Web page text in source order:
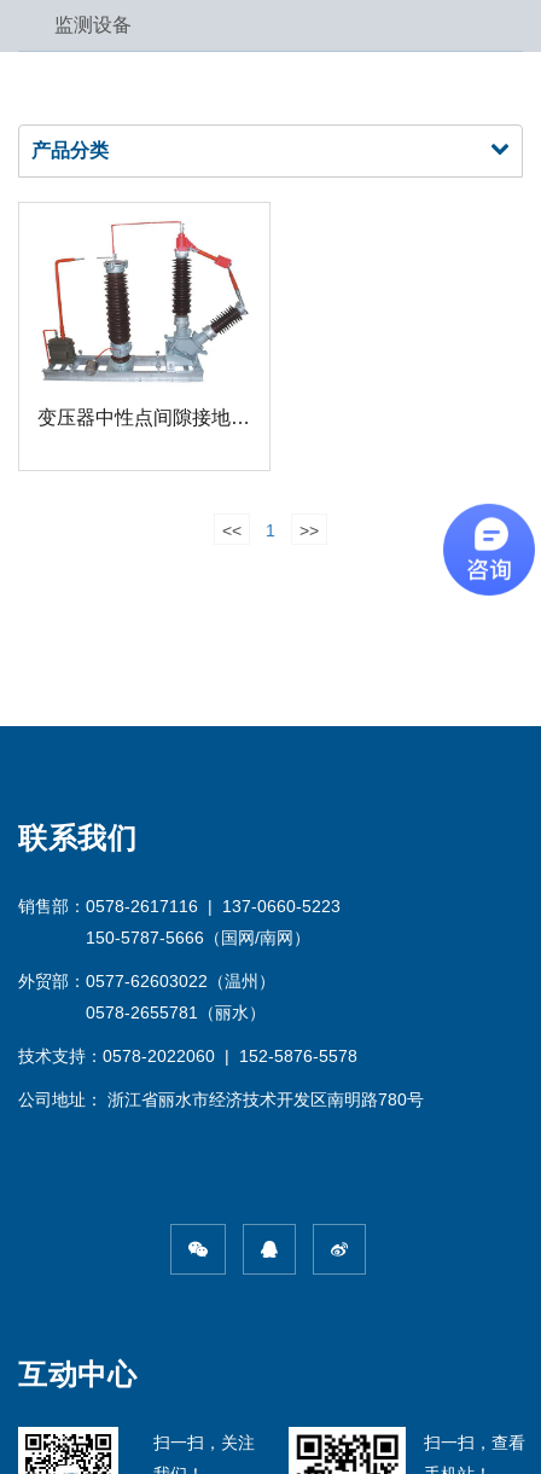
监测设备
产品分类
变压器中性点间隙接地保护装置
<< 1 >>
联系我们
销售部：0578-2617116 | 137-0660-5223
150-5787-5666（国网/南网）
外贸部：0577-62603022（温州）
0578-2655781（丽水）
技术支持：0578-2022060 | 152-5876-5578
公司地址： 浙江省丽水市经济技术开发区南明路780号
互动中心
扫一扫，关注
扫一扫，查看